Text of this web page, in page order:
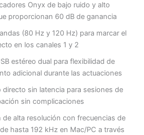
Onyx de bajo ruido y alto
proporcionan 60 dB de ganancia
(80 Hz y 120 Hz) para marcar el
en los canales 1 y 2
estéreo dual para flexibilidad de
adicional durante las actuaciones
directo sin latencia para sesiones de
sin complicaciones
de alta resolución con frecuencias de
hasta 192 kHz en Mac/PC a través